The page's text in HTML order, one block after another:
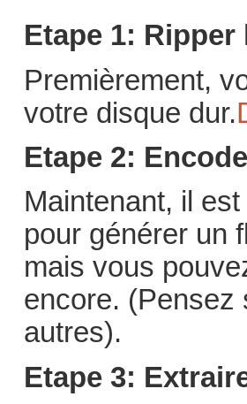
Etape 1: Ripper
Premièrement,
votre disque dur.
Etape 2:
Maintenant, il
pour générer un
mais vous
encore. (Pensez
autres).
Etape 3: